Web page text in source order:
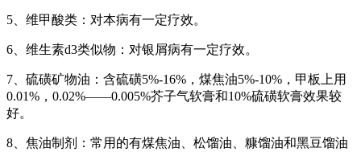
5、维甲酸类：对本病有一定疗效。
6、维生素d3类似物：对银屑病有一定疗效。
7、硫磺矿物油：含硫磺5%-16%，煤焦油5%-10%，甲板上用
0.01%，0.02%——0.005%芥子气软膏和10%硫磺软膏效果较
好。
8、焦油制剂：常用的有煤焦油、松馏油、糠馏油和黑豆馏油